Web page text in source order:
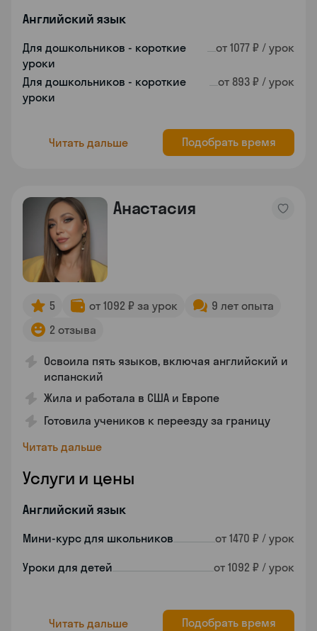
Английский язык
Для дошкольников - короткие
уроки
от 1077 ₽ / урок
Для дошкольников - короткие
уроки
от 893 ₽ / урок
Читать дальше Подобрать время
Анастасия
5 от 1092 ₽ за урок
9 лет опыта
2 отзыва
Освоила пять языков, включая английский и
испанский
Жила и работала в США и Европе
Готовила учеников к переезду за границу
Читать дальше
Услуги и цены
Английский язык
Мини-курс для школьников от 1470 ₽ / урок
Уроки для детей от 1092 ₽ / урок
Читать дальше Подобрать время